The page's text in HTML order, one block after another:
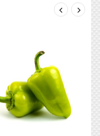
prev
next